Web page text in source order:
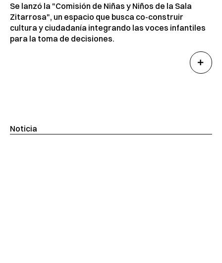
Se lanzó la "Comisión de Niñas y Niños de la Sala
Zitarrosa", un espacio que busca co-construir
cultura y ciudadanía integrando las voces infantiles
para la toma de decisiones.
Noticia